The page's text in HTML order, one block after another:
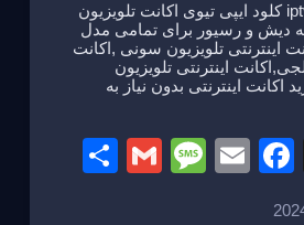
تلویزیون اینترنتی iptv کلود ایپی تیوی اکانت تلویزیون
به دیش و رسیور برای تمامی مدل
اینترنتی تلویزیون سونی ,اکانت
اینترنتی تلویزیون
اینترنتی بدون نیاز به
X
F
E
M
G